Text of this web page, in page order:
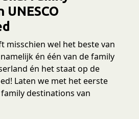
misschien wel het beste van
én één van de family
én het staat op de
Laten we met het eerste
destinations van